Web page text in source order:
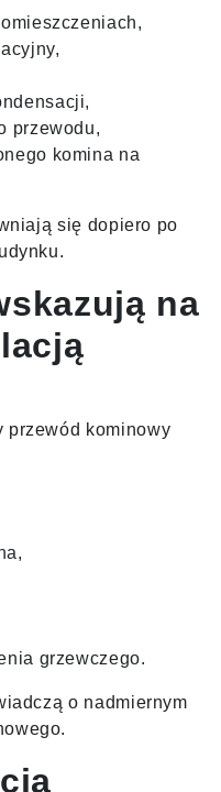
przewodu,
komina na
się dopiero po
na
przewód kominowy
grzewczego.
o nadmiernym